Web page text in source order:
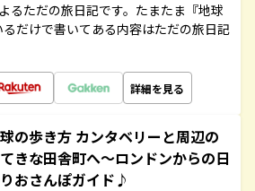
るただの旅日記です。たまたま『地球
だけで書いてある内容はただの旅日記
詳細を見る
の歩き方 カンタベリーと周辺の
きな田舎町へ～ロンドンからの日
おさんぽガイド♪